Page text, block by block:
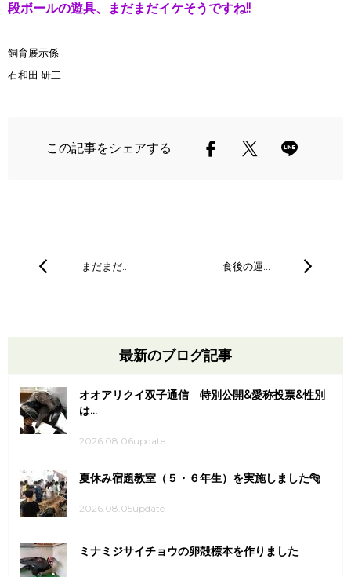
段ボールの遊具、まだまだイケそうですね!!
飼育展示係
石和田 研二
この記事をシェアする
まだまだ… 食後の運…
最新のブログ記事
オオアリクイ双子通信 特別公開&愛称投票&性別
は...
2026.08.06update
夏休み宿題教室（５・６年生）を実施しました🐅
2026.08.05update
ミナミジサイチョウの卵殻標本を作りました